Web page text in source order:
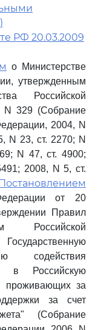
РФ 20.03.2009
о Министерстве
утвержденным
Российской
N 329 (Собрание
2004, N
N 23, ст. 2270; N
N 47, ст. 4900;
2008, N 5, ст.
Постановлением
от 20
Правил
Российской
содействия
в Российскую
проживающих за
за счет
(Собрание